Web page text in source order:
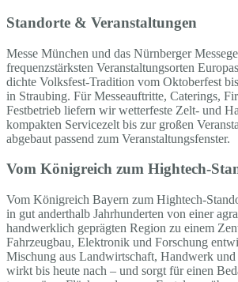
Standorte & Veranstaltungen
Messe München und das Nürnberger
frequenzstärksten Veranstaltungsorten
dichte Volksfest-Tradition vom Oktoberfest
in Straubing. Für Messeauftritte, Caterings,
Festbetrieb liefern wir wetterfeste Zelt- und
kompakten Servicezelt bis zur großen
abgebaut passend zum Veranstaltungsfenster.
Vom Königreich zum Hightech-
Vom Königreich Bayern zum Hightech-
in gut anderthalb Jahrhunderten von einer
handwerklich geprägten Region zu einem
Fahrzeugbau, Elektronik und Forschung
Mischung aus Landwirtschaft, Handwerk
wirkt bis heute nach – und sorgt für einen